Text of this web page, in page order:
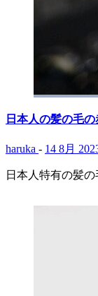
日本人の髪の毛
haruka - 14 8月
日本人特有の髪